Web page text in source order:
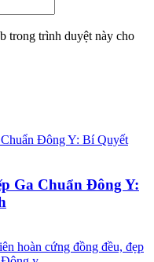
trong trình duyệt này cho
Ga Chuẩn Đông Y: